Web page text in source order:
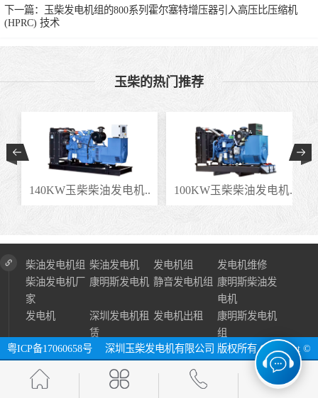
下一篇：
玉柴发电机组的800系列霍尔塞特增压器引入高压比压缩机
(HPRC) 技术
玉柴的热门推荐
140KW玉柴柴油发电机.. 100KW玉柴柴油发电机..
柴油发电机组 柴油发电机 发电机组
发电机维修
柴油发电机厂
家
康明斯发电机 静音发电机组 康明斯柴油发
电机
发电机
深圳发电机租
赁
发电机出租
康明斯发电机
组
粤ICP备17060658号
深圳玉柴发电机有限公司 版权所有 Copyright ©
2024 All Right Reserve ⓔ 网址：http://www.szycfdj.com网站地图